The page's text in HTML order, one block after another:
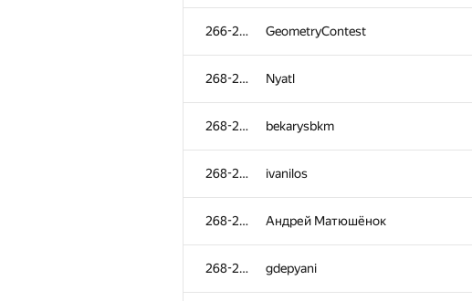
266-267 GeometryContest
268-272 Nyatl
268-272 bekarysbkm
268-272 ivanilos
268-272 Андрей Матюшёнок
268-272 gdepyani